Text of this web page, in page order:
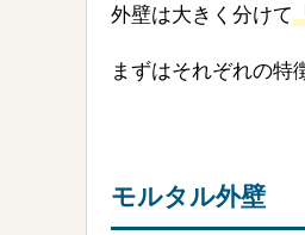
外壁は大きく分けて
まずはそれぞれの特
モルタル外壁